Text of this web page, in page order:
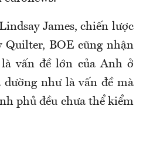
James, chiến lược
Quilter, BOE cũng nhận
vấn đề lớn của Anh ở
như là vấn đề mà
phủ đều chưa thể kiểm